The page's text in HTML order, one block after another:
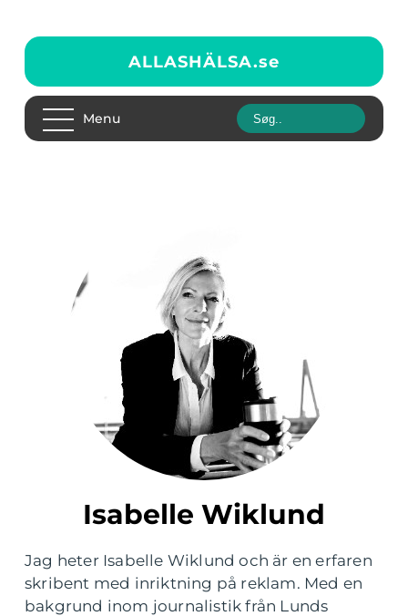
ALLASHÄLSA.se
Menu
Isabelle Wiklund
Jag heter Isabelle Wiklund och är en erfaren
skribent med inriktning på reklam. Med en
bakgrund inom journalistik från Lunds